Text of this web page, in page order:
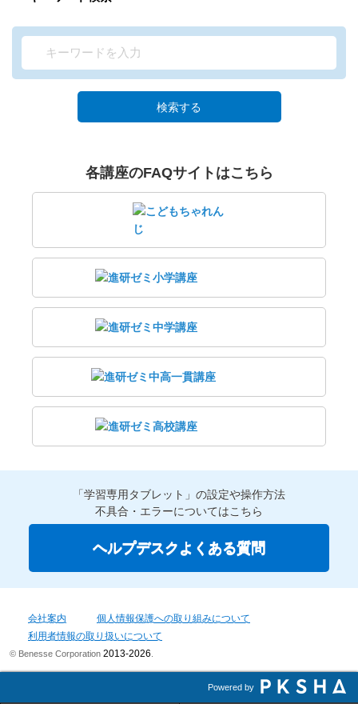
検索する
各講座のFAQサイトはこちら
「学習専用タブレット」の設定や操作方法
不具合・エラーについてはこちら
ヘルプデスクよくある質問
会社案内
個人情報保護への取り組みについて
利用者情報の取り扱いについて
© Benesse Corporation 2013-2026
Powered by